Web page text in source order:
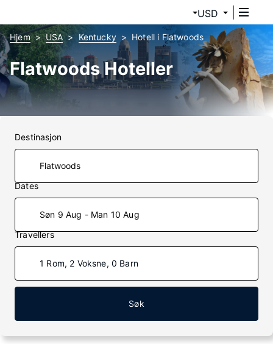
USD
Hjem USA Kentucky Hotell i Flatwoods
Flatwoods Hoteller
Destinasjon
Dates
Søn 9 Aug - Man 10 Aug
Travellers
1 Rom, 2 Voksne, 0 Barn
Søk